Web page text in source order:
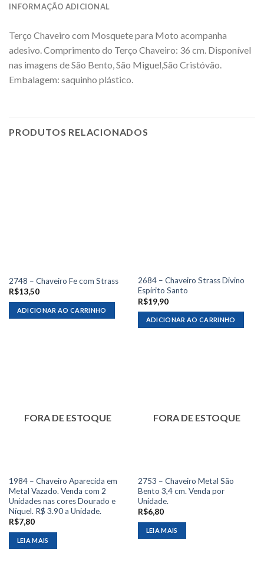
INFORMAÇÃO ADICIONAL
Terço Chaveiro com Mosquete para Moto acompanha
adesivo. Comprimento do Terço Chaveiro: 36 cm. Disponível
nas imagens de São Bento, São Miguel,São Cristóvão.
Embalagem: saquinho plástico.
PRODUTOS RELACIONADOS
2748 – Chaveiro Fe com Strass
R$13,50
ADICIONAR AO CARRINHO
2684 – Chaveiro Strass Divino
Espírito Santo
R$19,90
ADICIONAR AO CARRINHO
FORA DE ESTOQUE
1984 – Chaveiro Aparecida em
Metal Vazado. Venda com 2
Unidades nas cores Dourado e
Níquel. R$ 3.90 a Unidade.
R$7,80
LEIA MAIS
FORA DE ESTOQUE
2753 – Chaveiro Metal São
Bento 3,4 cm. Venda por
Unidade.
R$6,80
LEIA MAIS